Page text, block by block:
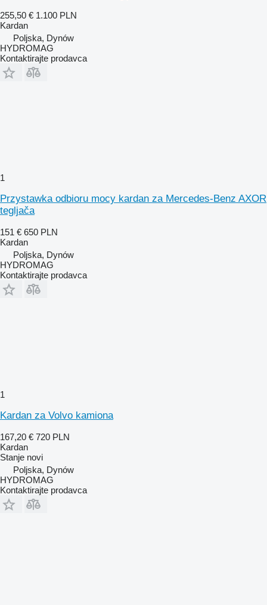
255,50 € 1.100 PLN
Kardan
Poljska, Dynów
HYDROMAG
Kontaktirajte prodavca
1
Przystawka odbioru mocy kardan za Mercedes-Benz AXOR
tegljača
151 € 650 PLN
Kardan
Poljska, Dynów
HYDROMAG
Kontaktirajte prodavca
1
Kardan za Volvo kamiona
167,20 € 720 PLN
Kardan
Stanje novi
Poljska, Dynów
HYDROMAG
Kontaktirajte prodavca